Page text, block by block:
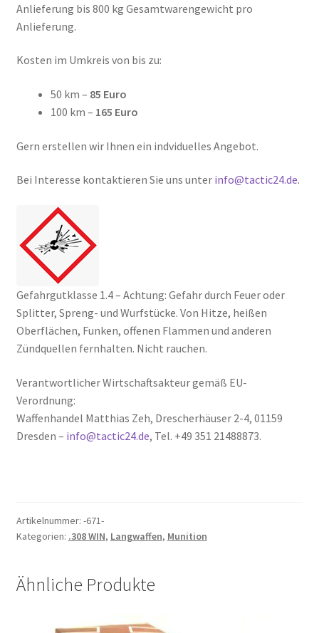
Anlieferung bis 800 kg Gesamtwarengewicht pro
Anlieferung.
Kosten im Umkreis von bis zu:
50 km – 85 Euro
100 km – 165 Euro
Gern erstellen wir Ihnen ein indviduelles Angebot.
Bei Interesse kontaktieren Sie uns unter info@tactic24.de.
Gefahrgutklasse 1.4 – Achtung: Gefahr durch Feuer oder
Splitter, Spreng- und Wurfstücke. Von Hitze, heißen
Oberflächen, Funken, offenen Flammen und anderen
Zündquellen fernhalten. Nicht rauchen.
Verantwortlicher Wirtschaftsakteur gemäß EU-
Verordnung:
Waffenhandel Matthias Zeh, Drescherhäuser 2-4, 01159
Dresden – info@tactic24.de, Tel. +49 351 21488873.
Artikelnummer: -671-
Kategorien: .308 WIN, Langwaffen, Munition
Ähnliche Produkte